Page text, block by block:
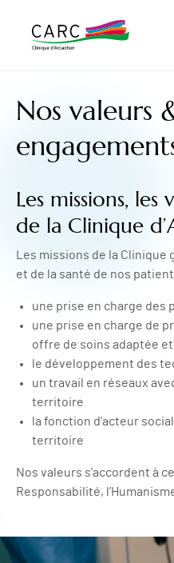
Nos valeurs
Les missions, les
de la Clinique
Les missions de la
et de la santé de nos
une prise en charge
une prise en charge de
offre de soins adaptée
le développement des
un travail en réseaux
territoire
la fonction d'acteur
territoire
Nos valeurs s’accordent à
Responsabilité,